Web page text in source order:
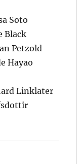
Soto
Black
Petzold
Hayao
Linklater